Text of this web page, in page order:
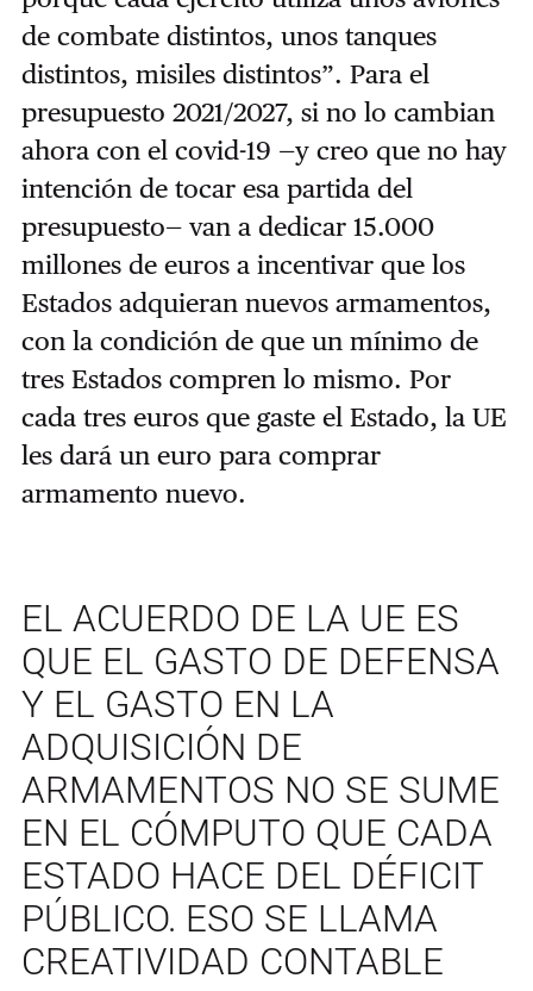
de combate distintos, unos tanques
distintos, misiles distintos”. Para el
presupuesto 2021/2027, si no lo cambian
ahora con el covid-19 —y creo que no hay
intención de tocar esa partida del
presupuesto— van a dedicar 15.000
millones de euros a incentivar que los
Estados adquieran nuevos armamentos,
con la condición de que un mínimo de
tres Estados compren lo mismo. Por
cada tres euros que gaste el Estado, la UE
les dará un euro para comprar
armamento nuevo.
EL ACUERDO DE LA UE ES
QUE EL GASTO DE DEFENSA
Y EL GASTO EN LA
ADQUISICIÓN DE
ARMAMENTOS NO SE SUME
EN EL CÓMPUTO QUE CADA
ESTADO HACE DEL DÉFICIT
PÚBLICO. ESO SE LLAMA
CREATIVIDAD CONTABLE